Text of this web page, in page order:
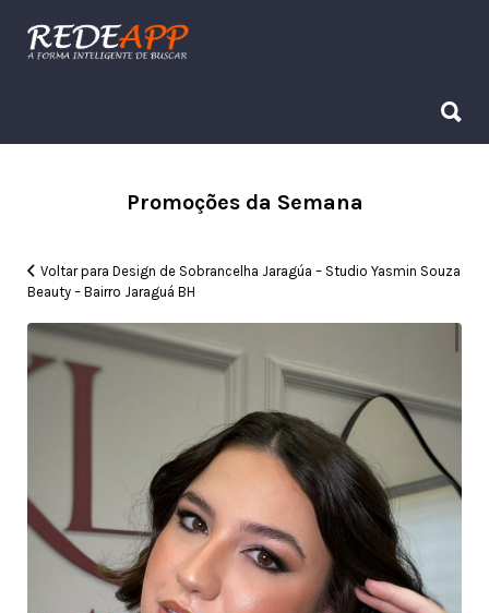
Procurar:
Promoções da Semana
Voltar para Design de Sobrancelha Jaragúa – Studio Yasmin Souza
Beauty – Bairro Jaraguá BH